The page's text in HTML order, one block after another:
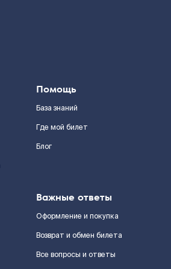
Помощь
База знаний
Где мой билет
Блог
Важные ответы
Оформление и покупка
Возврат и обмен билета
Все вопросы и ответы